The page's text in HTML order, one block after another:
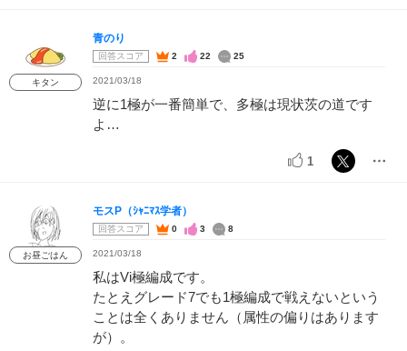
キタン
青のり
回答スコア 2 22 25
2021/03/18
逆に1極が一番簡単で、多極は現状茨の道です
よ…
1
お昼ごはん
モスP（ｼｬﾆﾏｽ学者）
回答スコア 0 3 8
2021/03/18
私はVi極編成です。
たとえグレード7でも1極編成で戦えないという
ことは全くありません（属性の偏りはあります
が）。